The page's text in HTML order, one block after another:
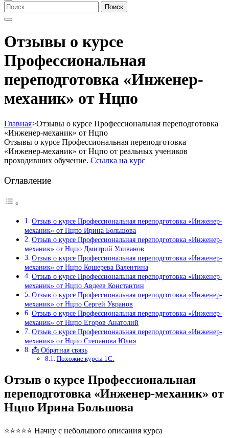
Найти:
Отзывы о курсе
Профессиональная
переподготовка «Инженер-
механик» от Нцпо
Главная>Отзывы о курсе Профессиональная переподготовка
«Инженер-механик» от Нцпо
Отзывы о курсе Профессиональная переподготовка
«Инженер-механик» от Нцпо от реальных учеников
проходивших обучение. Ссылка на курс
Оглавление
Отзыв о курсе Профессиональная переподготовка «Инженер-
механик» от Нцпо Ирина Большова
Отзыв о курсе Профессиональная переподготовка «Инженер-
механик» от Нцпо Дмитрий Уливанов
Отзыв о курсе Профессиональная переподготовка «Инженер-
механик» от Нцпо Кошерева Валентина
Отзыв о курсе Профессиональная переподготовка «Инженер-
механик» от Нцпо Авдеев Константин
Отзыв о курсе Профессиональная переподготовка «Инженер-
механик» от Нцпо Сергей Увранов
Отзыв о курсе Профессиональная переподготовка «Инженер-
механик» от Нцпо Егоров Анатолий
Отзыв о курсе Профессиональная переподготовка «Инженер-
механик» от Нцпо Степанова Юлия
📩 Обратная связь
Похожие курсы 1С:
Отзыв о курсе Профессиональная
переподготовка «Инженер-механик» от
Нцпо Ирина Большова
⭐⭐⭐⭐⭐ Начну с небольшого описания курса